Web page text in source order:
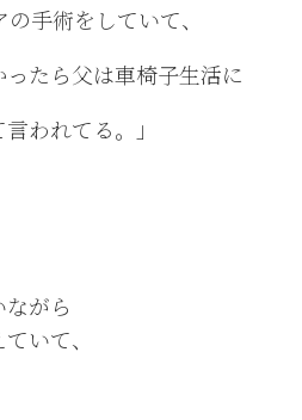
手術をしていて、
たら父は車椅子生活に
われてる。」
がら
いて、